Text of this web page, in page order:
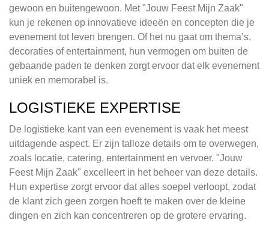
gewoon en buitengewoon. Met "Jouw Feest Mijn Zaak"
kun je rekenen op innovatieve ideeën en concepten die je
evenement tot leven brengen. Of het nu gaat om thema’s,
decoraties of entertainment, hun vermogen om buiten de
gebaande paden te denken zorgt ervoor dat elk evenement
uniek en memorabel is.
LOGISTIEKE EXPERTISE
De logistieke kant van een evenement is vaak het meest
uitdagende aspect. Er zijn talloze details om te overwegen,
zoals locatie, catering, entertainment en vervoer. "Jouw
Feest Mijn Zaak" excelleert in het beheer van deze details.
Hun expertise zorgt ervoor dat alles soepel verloopt, zodat
de klant zich geen zorgen hoeft te maken over de kleine
dingen en zich kan concentreren op de grotere ervaring.